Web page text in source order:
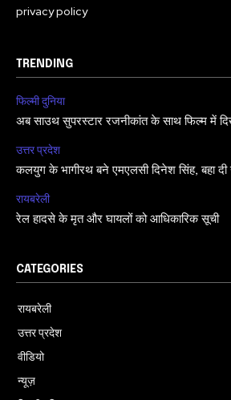
privacy policy
TRENDING
फिल्मी दुनिया
अब साउथ सुपरस्टार रजनीकांत के साथ फिल्म में
उत्तर प्रदेश
कलयुग के भागीरथ बने एमएलसी दिनेश सिंह, बहा दी
रायबरेली
रेल हादसे के मृत और घायलों को आधिकारिक सूची
CATEGORIES
रायबरेली
उत्तर प्रदेश
वीडियो
न्यूज़